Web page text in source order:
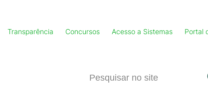
Transparência Concursos Acesso a Sistemas Portal